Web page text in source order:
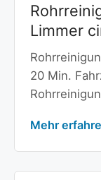
Limmer
20 Min.
Mehr